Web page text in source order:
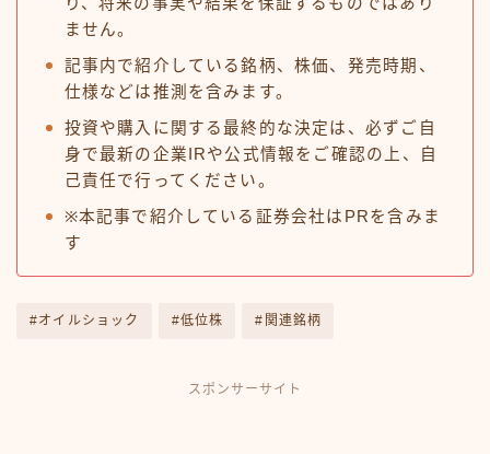
り、将来の事実や結果を保証するものではあり
ません。
記事内で紹介している銘柄、株価、発売時期、
仕様などは推測を含みます。
投資や購入に関する最終的な決定は、必ずご自
身で最新の企業IRや公式情報をご確認の上、自
己責任で行ってください。
※本記事で紹介している証券会社はPRを含みま
す
#オイルショック #低位株 #関連銘柄
スポンサーサイト